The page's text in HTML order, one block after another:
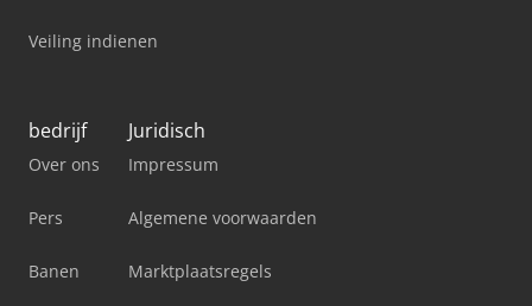
Veiling indienen
bedrijf
Over ons
Pers
Banen
Juridisch
Impressum
Algemene voorwaarden
Marktplaatsregels